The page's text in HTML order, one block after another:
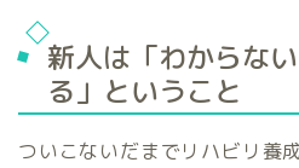
新人は「わからな
る」ということ
ついこないだまでリハビリ養